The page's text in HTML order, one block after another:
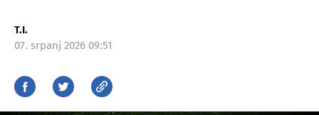
T.I.
07. srpanj 2026 09:51